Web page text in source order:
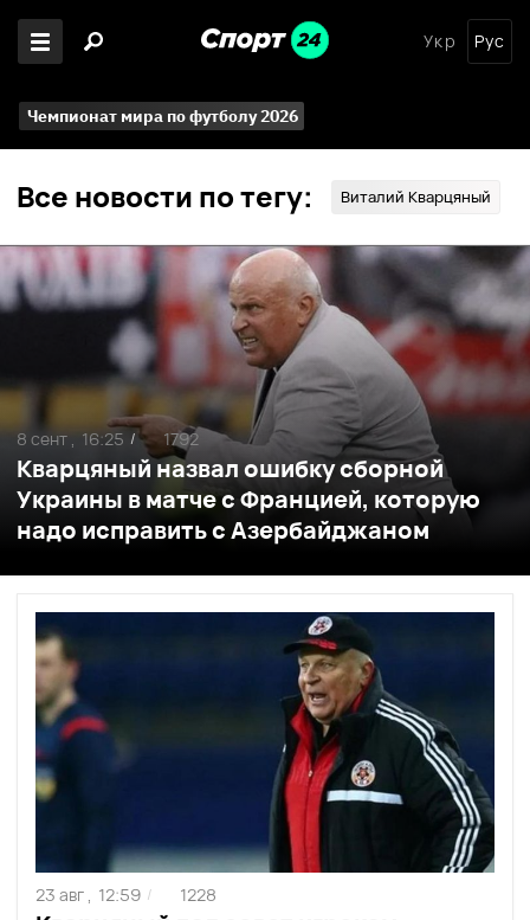
Укр Рус
Чемпионат мира по футболу 2026
Все новости по тегу: Виталий Кварцяный
Кварцяный назвал ошибку сборной
Украины в матче с Францией, которую
надо исправить с Азербайджаном
8 сент , 16:25 / 1792
23 авг , 12:59 / 1228